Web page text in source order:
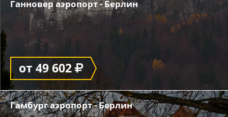
Ганновер аэропорт - Берлин
от 49 602
Гамбург аэропорт - Берлин